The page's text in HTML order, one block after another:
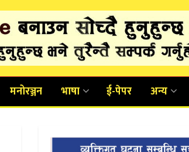
मनोरञ्जन भाषा ई-पेपर अन्य